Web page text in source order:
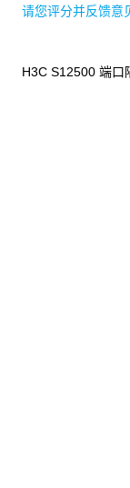
请您评分并反馈意
H3C S12500 端口